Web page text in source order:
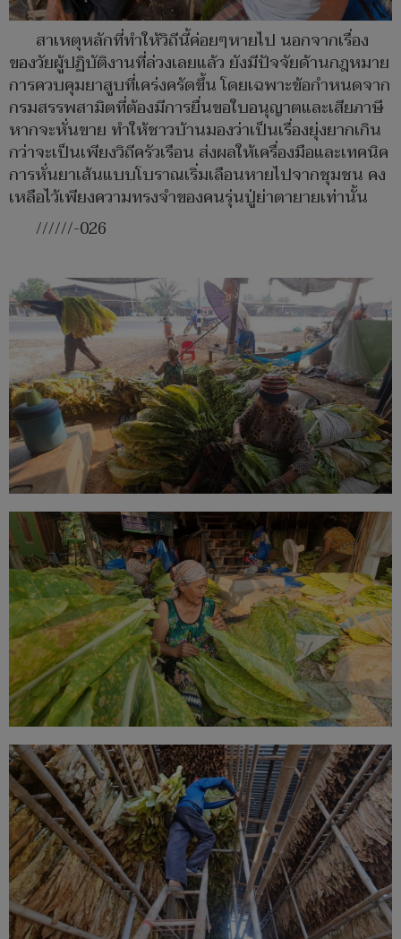
สาเหตุหลักที่ทำให้วิถีนี้ค่อยๆหายไป นอกจากเรื่อง
ของวัยผู้ปฏิบัติงานที่ล่วงเลยแล้ว ยังมีปัจจัยด้านกฎหมาย
การควบคุมยาสูบที่เคร่งครัดขึ้น โดยเฉพาะข้อกำหนดจาก
กรมสรรพสามิตที่ต้องมีการยื่นขอใบอนุญาตและเสียภาษี
หากจะหั่นขาย ทำให้ชาวบ้านมองว่าเป็นเรื่องยุ่งยากเกิน
กว่าจะเป็นเพียงวิถีครัวเรือน ส่งผลให้เครื่องมือและเทคนิค
การหั่นยาเส้นแบบโบราณเริ่มเลือนหายไปจากชุมชน คง
เหลือไว้เพียงความทรงจำของคนรุ่นปู่ย่าตายายเท่านั้น
//////-026